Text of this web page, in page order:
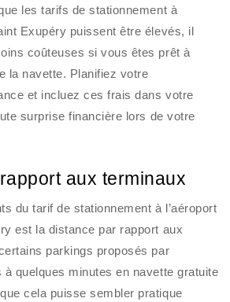
les tarifs de stationnement à
Exupéry puissent être élevés, il
coûteuses si vous êtes prêt à
la navette. Planifiez votre
et incluez ces frais dans votre
surprise financière lors de votre
aux terminaux
du tarif de stationnement à l’aéroport
est la distance par rapport aux
parkings proposés par
à quelques minutes en navette gratuite
cela puisse sembler pratique